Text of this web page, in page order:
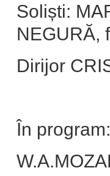
Soliști:
NEGURĂ,
Dirijor
În program: